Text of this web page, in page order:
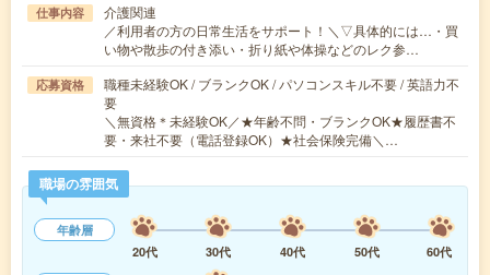
仕事内容
介護関連
／利用者の方の日常生活をサポート！＼▽具体的には…・買
い物や散歩の付き添い・折り紙や体操などのレク参…
応募資格
職種未経験OK / ブランクOK / パソコンスキル不要 / 英語力不
要
＼無資格＊未経験OK／★年齢不問・ブランクOK★履歴書不
要・来社不要（電話登録OK）★社会保険完備＼…
職場の雰囲気
年齢層
20代
30代 40代 50代
60代